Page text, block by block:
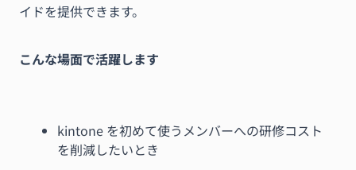
イドを提供できます。
こんな場面で活躍します
kintone を初めて使うメンバーへの研修コスト
を削減したいとき